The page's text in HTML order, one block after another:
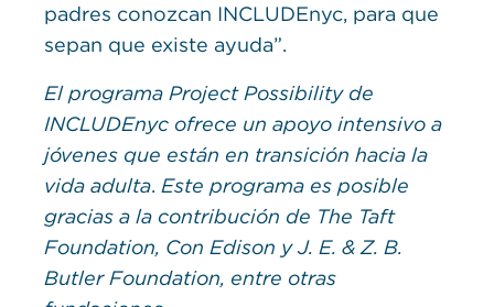
padres conozcan INCLUDEnyc, para que
sepan que existe ayuda”.
El programa Project Possibility de
INCLUDEnyc ofrece un apoyo intensivo a
jóvenes que están en transición hacia la
vida adulta. Este programa es posible
gracias a la contribución de The Taft
Foundation, Con Edison y J. E. & Z. B.
Butler Foundation, entre otras